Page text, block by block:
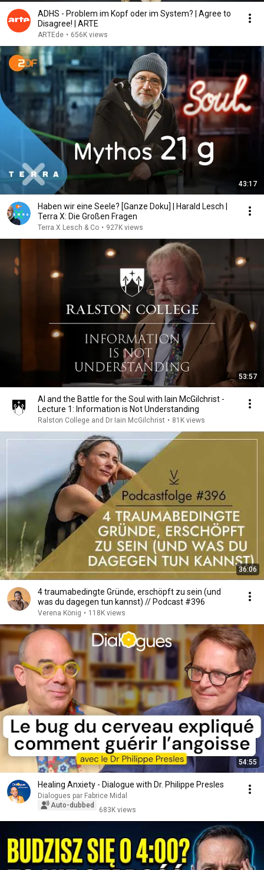
ADHS - Problem im Kopf oder im System? | Agree to
Disagree! | ARTE
ARTEde • 656K views
43:17
Haben wir eine Seele? [Ganze Doku] | Harald Lesch |
Terra X: Die Großen Fragen
Terra X Lesch & Co • 927K views
53:57
AI and the Battle for the Soul with Iain McGilchrist -
Lecture 1: Information is Not Understanding
Ralston College and Dr Iain McGilchrist • 81K views
36:06
4 traumabedingte Gründe, erschöpft zu sein (und
was du dagegen tun kannst) // Podcast #396
Verena König • 118K views
54:55
Healing Anxiety - Dialogue with Dr. Philippe Presles
Dialogues par Fabrice Midal
Auto-dubbed
683K views